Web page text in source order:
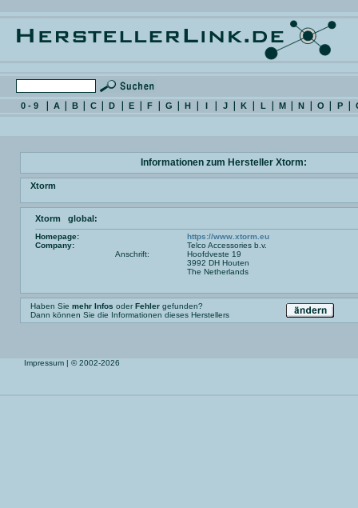
0 - 9 A B C D E F G H I J K L M N O P
Informationen zum Hersteller Xtorm:
Xtorm
Xtorm global:
Homepage:
https://www.xtorm.eu
Company:
Telco Accessories b.v.
Anschrift:
Hoofdveste 19
3992 DH Houten
The Netherlands
Haben Sie mehr Infos oderFehler gefunden?
Dann können Sie die Informationen dieses Herstellers
Impressum | © 2002-2026